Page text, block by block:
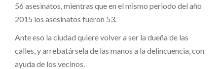
56 asesinatos, mientras que en el mismo periodo del año
2015 los asesinatos fueron 53.
Ante eso la ciudad quiere volver a ser la dueña de las
calles, y arrebatársela de las manos a la delincuencia, con
ayuda de los vecinos.